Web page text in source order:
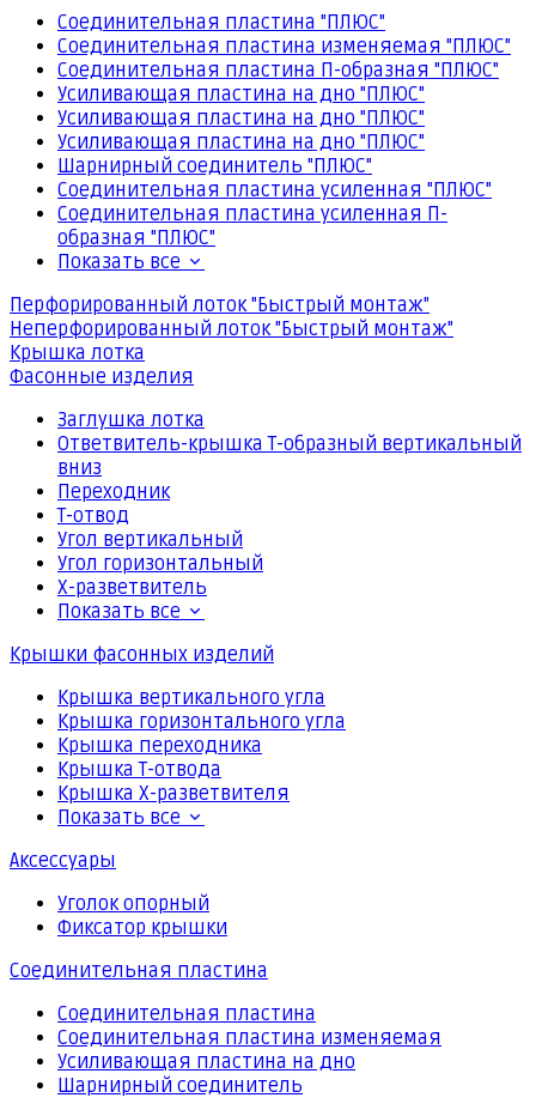
Соединительная пластина "ПЛЮС"
Соединительная пластина изменяемая "ПЛЮС"
Соединительная пластина П-образная "ПЛЮС"
Усиливающая пластина на дно "ПЛЮС"
Усиливающая пластина на дно "ПЛЮС"
Усиливающая пластина на дно "ПЛЮС"
Шарнирный соединитель "ПЛЮС"
Соединительная пластина усиленная "ПЛЮС"
Соединительная пластина усиленная П-
образная "ПЛЮС"
Показать все
Перфорированный лоток "Быстрый монтаж"
Неперфорированный лоток "Быстрый монтаж"
Крышка лотка
Фасонные изделия
Заглушка лотка
Ответвитель-крышка Т-образный вертикальный
вниз
Переходник
Т-отвод
Угол вертикальный
Угол горизонтальный
Х-разветвитель
Показать все
Крышки фасонных изделий
Крышка вертикального угла
Крышка горизонтального угла
Крышка переходника
Крышка Т-отвода
Крышка Х-разветвителя
Показать все
Аксессуары
Уголок опорный
Фиксатор крышки
Соединительная пластина
Соединительная пластина
Соединительная пластина изменяемая
Усиливающая пластина на дно
Шарнирный соединитель